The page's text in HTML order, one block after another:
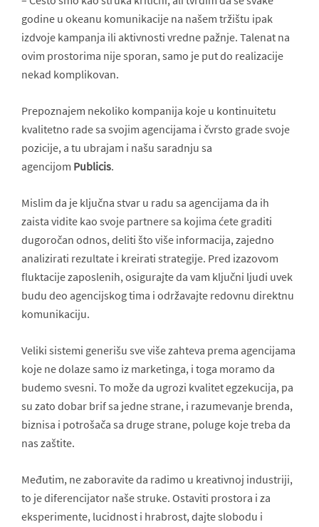
godine u okeanu komunikacije na našem tržištu ipak
izdvoje kampanja ili aktivnosti vredne pažnje. Talenat na
ovim prostorima nije sporan, samo je put do realizacije
nekad komplikovan.
Prepoznajem nekoliko kompanija koje u kontinuitetu
kvalitetno rade sa svojim agencijama i čvrsto grade svoje
pozicije, a tu ubrajam i našu saradnju sa
agencijom Publicis.
Mislim da je ključna stvar u radu sa agencijama da ih
zaista vidite kao svoje partnere sa kojima ćete graditi
dugoročan odnos, deliti što više informacija, zajedno
analizirati rezultate i kreirati strategije. Pred izazovom
fluktacije zaposlenih, osigurajte da vam ključni ljudi uvek
budu deo agencijskog tima i održavajte redovnu direktnu
komunikaciju.
Veliki sistemi generišu sve više zahteva prema agencijama
koje ne dolaze samo iz marketinga, i toga moramo da
budemo svesni. To može da ugrozi kvalitet egzekucija, pa
su zato dobar brif sa jedne strane, i razumevanje brenda,
biznisa i potrošača sa druge strane, poluge koje treba da
nas zaštite.
Međutim, ne zaboravite da radimo u kreativnoj industriji,
to je diferencijator naše struke. Ostaviti prostora i za
eksperimente, lucidnost i hrabrost, dajte slobodu i